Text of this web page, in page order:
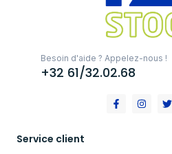
Besoin d'aide ? Appelez-nous !
+32 61/32.02.68
Service client